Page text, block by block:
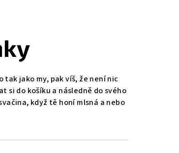
jako my, pak víš, že není nic
si do košíku a následně do svého
když tě honí mlsná a nebo